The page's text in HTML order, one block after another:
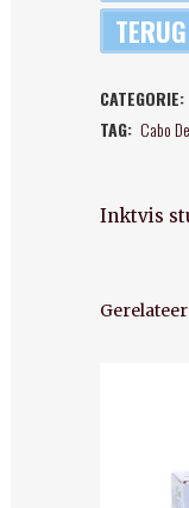
Peñas
-
Calamares
TERUG
CATEGORIE:
TAG: Cabo
Inktvis